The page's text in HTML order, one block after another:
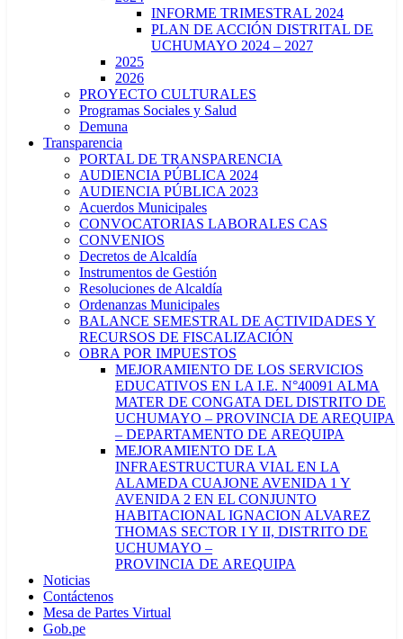
INFORME TRIMESTRAL 2024
PLAN DE ACCIÓN DISTRITAL DE
UCHUMAYO 2024 – 2027
2025
2026
PROYECTO CULTURALES
Programas Sociales y Salud
Demuna
Transparencia
PORTAL DE TRANSPARENCIA
AUDIENCIA PÚBLICA 2024
AUDIENCIA PÚBLICA 2023
Acuerdos Municipales
CONVOCATORIAS LABORALES CAS
CONVENIOS
Decretos de Alcaldía
Instrumentos de Gestión
Resoluciones de Alcaldía
Ordenanzas Municipales
BALANCE SEMESTRAL DE ACTIVIDADES Y
RECURSOS DE FISCALIZACIÓN
OBRA POR IMPUESTOS
MEJORAMIENTO DE LOS SERVICIOS
EDUCATIVOS EN LA I.E. N°40091 ALMA
MATER DE CONGATA DEL DISTRITO DE
UCHUMAYO – PROVINCIA DE AREQUIPA
– DEPARTAMENTO DE AREQUIPA
MEJORAMIENTO DE LA
INFRAESTRUCTURA VIAL EN LA
ALAMEDA CUAJONE AVENIDA 1 Y
AVENIDA 2 EN EL CONJUNTO
HABITACIONAL IGNACION ALVAREZ
THOMAS SECTOR I Y II, DISTRITO DE
UCHUMAYO –
PROVINCIA DE AREQUIPA
Noticias
Contáctenos
Mesa de Partes Virtual
Gob.pe